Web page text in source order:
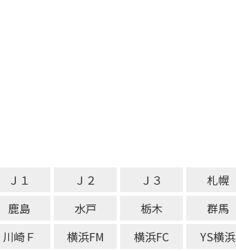
Ｊ１ Ｊ２ Ｊ３ 札幌
鹿島 水戸 栃木 群馬
川崎Ｆ 横浜FM 横浜FC YS横浜